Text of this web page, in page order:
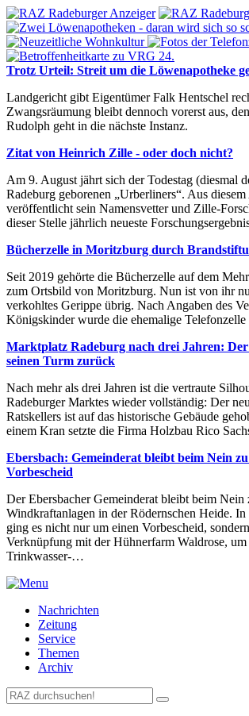
Trotz Urteil: Streit um die Löwenapotheke
Landgericht gibt Eigentümer Falk Hentschel
Zwangsräumung bleibt dennoch vorerst aus,
Rudolph geht in die nächste Instanz.
Zitat von Heinrich Zille - oder doch nicht?
Am 9. August jährt sich der Todestag (diesmal
Radeburg geborenen „Urberliners“. Aus diesem
veröffentlicht sein Namensvetter und Zille-
dieser Stelle jährlich neueste
Bücherzelle in Moritzburg durch
Seit 2019 gehörte die Bücherzelle auf dem
zum Ortsbild von Moritzburg. Nun ist von ihr
verkohltes Gerippe übrig. Nach Angaben des
Königskinder wurde die ehemalige
Marktplatz Radeburg nach drei Jahren:
seinen Turm zurück
Nach mehr als drei Jahren ist die vertraute
Radeburger Marktes wieder vollständig: Der
Ratskellers ist auf das historische Gebäude
einem Kran setzte die Firma Holzbau Rico
Ebersbach: Gemeinderat bleibt beim Nein
Vorbescheid
Der Ebersbacher Gemeinderat bleibt beim Nein
Windkraftanlagen in der Rödernschen Heide. In
ging es nicht nur um einen Vorbescheid,
Verknüpfung mit der Hühnerfarm Waldrose,
Trinkwasser-…
Nachrichten
Zeitung
Service
Themen
Archiv